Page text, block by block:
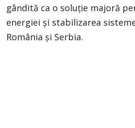
gândită ca o soluție majoră
energiei și stabilizarea
România și Serbia.